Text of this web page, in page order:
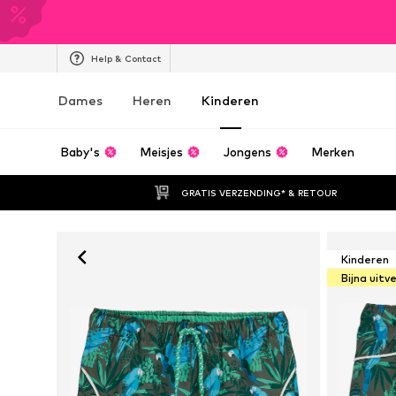
Help & Contact
Dames Heren Kinderen
Baby's Meisjes Jongens Merken
GRATIS VERZENDING* & RETOUR
Kinderen
Bijna